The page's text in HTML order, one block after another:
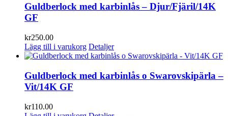
Guldberlock med karbinlås – Djur/Fjäril/14K
GF
kr250.00
Lägg till i varukorg Detaljer
Guldberlock med karbinlås o Swarovskipärla –
Vit/14K GF
kr110.00